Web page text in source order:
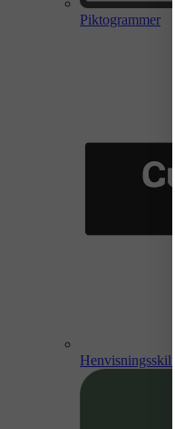
Piktogrammer
Henvisningsskilte